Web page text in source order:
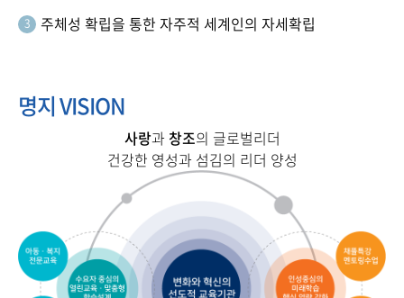
3 주체성 확립을 통한 자주적 세계인의 자세확립
명지 VISION
사랑과 창조의 글로벌리더
건강한 영성과 섬김의 리더 양성